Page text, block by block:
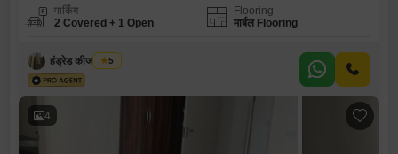
पार्किंग
2 Covered + 1 Open
Flooring
मार्बल Flooring
हंड्रेड कीज रियल्टी
5
4